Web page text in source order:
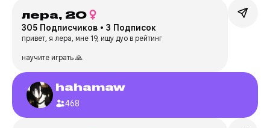
лера, 20
305 Подписчиков • 3 Подписок
привет, я лера, мне 19, ищу дуо в рейтинг
научите играть 🙏
hahamaw
468